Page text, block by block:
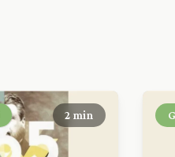
2 min